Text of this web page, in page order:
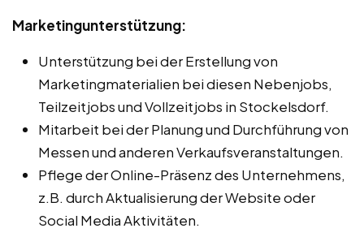
Marketingunterstützung:
Unterstützung bei der Erstellung von
Marketingmaterialien bei diesen Nebenjobs,
Teilzeitjobs und Vollzeitjobs in Stockelsdorf.
Mitarbeit bei der Planung und Durchführung von
Messen und anderen Verkaufsveranstaltungen.
Pflege der Online-Präsenz des Unternehmens,
z.B. durch Aktualisierung der Website oder
Social Media Aktivitäten.